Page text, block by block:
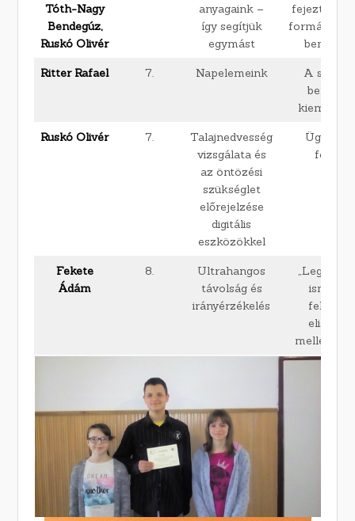
Tóth-Nagy
Bendegúz,
Ruskó Olivér
anyagaink –
így segítjük
egymást
fejezti ki
Ritter Rafael 7. Napelemeink
A
kiemelte
Ruskó Olivér 7.
Talajnedvesség
vizsgálata és
az öntözési
szükséglet
előrejelzése
digitális
eszközökkel
Ügyes,
Fekete
Ádám
8.
Ultrahangos
távolság és
irányérzékelés
mellékelt